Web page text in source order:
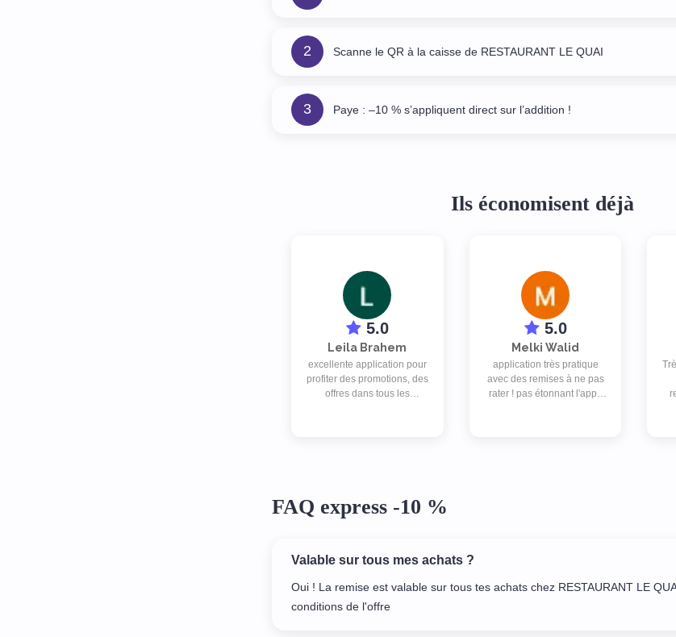
2 Scanne le QR à la caisse de RESTAURANT LE QUAI
3 Paye : –10 % s’appliquent direct sur l’addition !
Ils économisent déjà
5.0
Leila Brahem
excellente application pour
profiter des promotions, des
offres dans tous les
5.0
Melki Walid
application très pratique
avec des remises à ne pas
rater ! pas étonnant l'appli
FAQ express -10 %
Valable sur tous mes achats ?
Oui ! La remise est valable sur tous tes achats chez RESTAURANT LE
conditions de l'offre